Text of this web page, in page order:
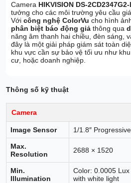
Camera HIKVISION DS-
tưởng cho các môi trường yêu cầu
Vớicông nghệ ColorVu cho hình
phân biệt báo động giả thông qua
năng âm thanh hai chiều, đèn sáng,
đây là một giải pháp giám sát toàn
khu vực cần sự bảo vệ tối ưu như
cư, hoặc doanh nghiệp.
Thông số kỹ thuật
Camera
Image Sensor 1/1.8″
Max.
Resolution
2688 × 1520
Min.
Illumination
Color: 0.0005
with white light